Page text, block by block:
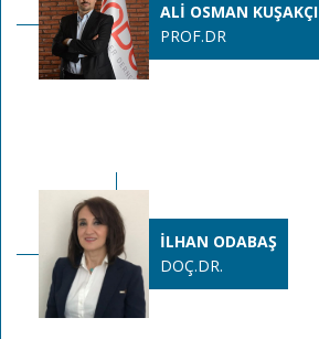
ALİ OSMAN KUŞAKÇI
PROF.DR
İLHAN ODABAŞ
DOÇ.DR.